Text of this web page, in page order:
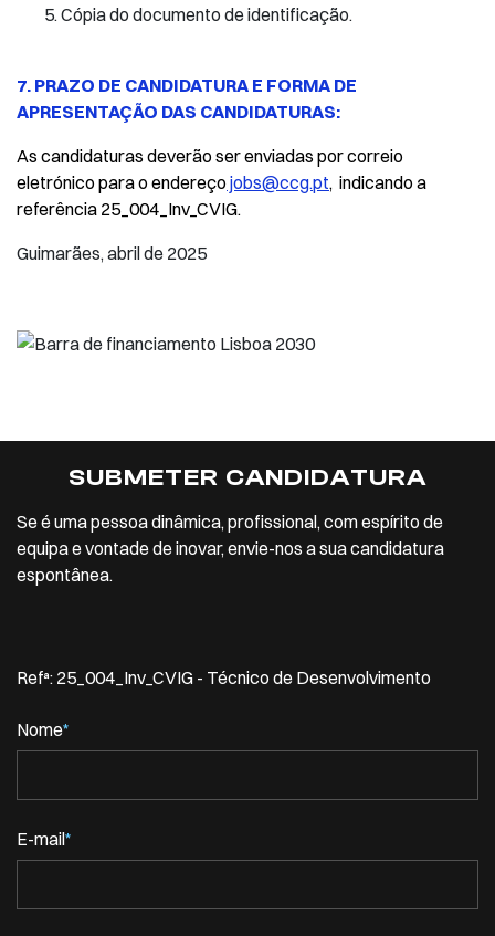
Cópia do documento de identificação.
7. PRAZO DE CANDIDATURA E FORMA DE
APRESENTAÇÃO DAS CANDIDATURAS:
As candidaturas deverão ser enviadas por correio
eletrónico para o endereço jobs@ccg.pt, indicando a
referência 25_004_Inv_CVIG.
Guimarães, abril de 2025
SUBMETER CANDIDATURA
Se é uma pessoa dinâmica, profissional, com espírito de
equipa e vontade de inovar, envie-nos a sua candidatura
espontânea.
Refª: 25_004_Inv_CVIG - Técnico de Desenvolvimento
Nome*
E-mail*